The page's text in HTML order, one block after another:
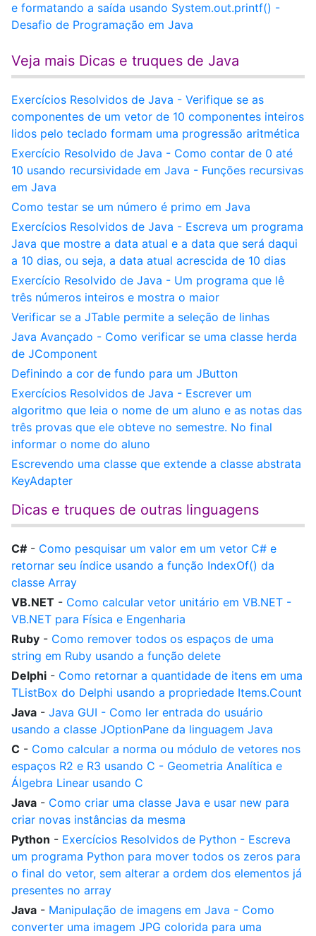
e formatando a saída usando System.out.printf() -
Desafio de Programação em Java
Veja mais Dicas e truques de Java
Exercícios Resolvidos de Java - Verifique se as
componentes de um vetor de 10 componentes inteiros
lidos pelo teclado formam uma progressão aritmética
Exercício Resolvido de Java - Como contar de 0 até
10 usando recursividade em Java - Funções recursivas
em Java
Como testar se um número é primo em Java
Exercícios Resolvidos de Java - Escreva um programa
Java que mostre a data atual e a data que será daqui
a 10 dias, ou seja, a data atual acrescida de 10 dias
Exercício Resolvido de Java - Um programa que lê
três números inteiros e mostra o maior
Verificar se a JTable permite a seleção de linhas
Java Avançado - Como verificar se uma classe herda
de JComponent
Definindo a cor de fundo para um JButton
Exercícios Resolvidos de Java - Escrever um
algoritmo que leia o nome de um aluno e as notas das
três provas que ele obteve no semestre. No final
informar o nome do aluno
Escrevendo uma classe que extende a classe abstrata
KeyAdapter
Dicas e truques de outras linguagens
C# - Como pesquisar um valor em um vetor C# e
retornar seu índice usando a função IndexOf() da
classe Array
VB.NET - Como calcular vetor unitário em VB.NET -
VB.NET para Física e Engenharia
Ruby - Como remover todos os espaços de uma
string em Ruby usando a função delete
Delphi - Como retornar a quantidade de itens em uma
TListBox do Delphi usando a propriedade Items.Count
Java - Java GUI - Como ler entrada do usuário
usando a classe JOptionPane da linguagem Java
C - Como calcular a norma ou módulo de vetores nos
espaços R2 e R3 usando C - Geometria Analítica e
Álgebra Linear usando C
Java - Como criar uma classe Java e usar new para
criar novas instâncias da mesma
Python - Exercícios Resolvidos de Python - Escreva
um programa Python para mover todos os zeros para
o final do vetor, sem alterar a ordem dos elementos já
presentes no array
Java - Manipulação de imagens em Java - Como
converter uma imagem JPG colorida para uma